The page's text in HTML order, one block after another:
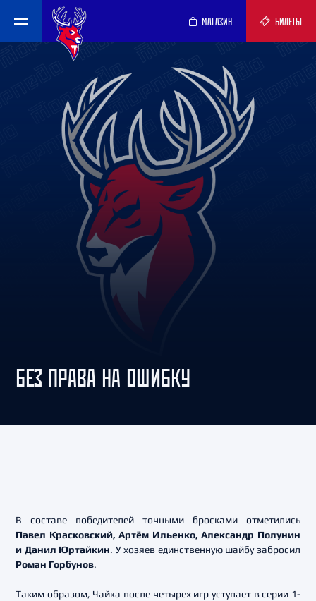
МАГАЗИН БИЛЕТЫ
БЕЗ ПРАВА НА ОШИБКУ
В составе победителей точными бросками отметились
Павел Красковский, Артём Ильенко, Александр Полунин
и Данил Юртайкин. У хозяев единственную шайбу забросил
Роман Горбунов.
Таким образом, Чайка после четырех игр уступает в серии 1-